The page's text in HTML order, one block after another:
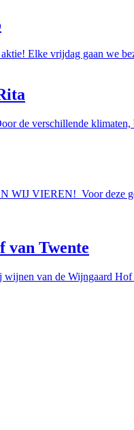
Elke vrijdag gaan we
de verschillende
WIJ VIEREN! Voor deze
van Twente
van de Wijngaard